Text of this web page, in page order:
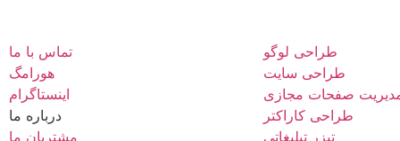
تماس با ما
هورامگ
اینستاگرام
درباره ما
مشتریان ما
طراحی لوگو
طراحی سایت
صفحات مجازی
طراحی کاراکتر
تیزر تبلیغاتی